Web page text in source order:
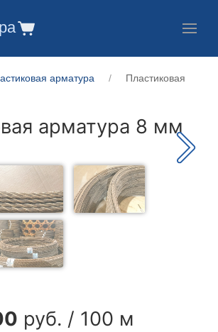
арматура
Пластиковая
арматура 8 мм
руб. / 100 м